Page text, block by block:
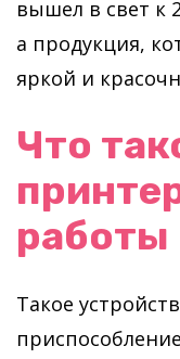
вышел в свет к
а продукция,
яркой и
Что
работы
Такое